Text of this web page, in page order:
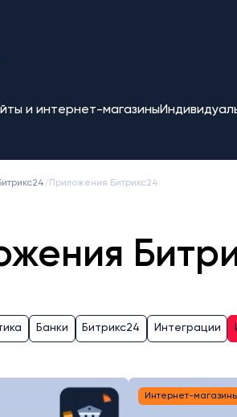
и интернет-магазины
/ Приложения Битрикс24
Банки Битрикс24 Интеграции
Интернет-магазины